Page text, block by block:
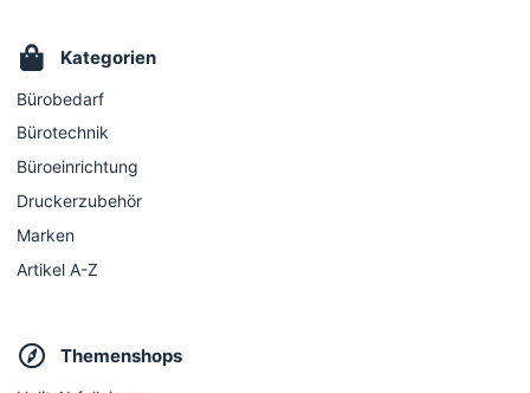
Kategorien
Bürobedarf
Bürotechnik
Büroeinrichtung
Druckerzubehör
Marken
Artikel A-Z
Themenshops